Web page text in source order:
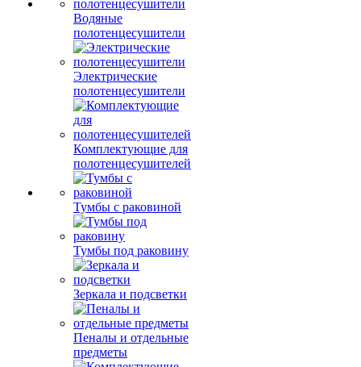
Водяные
полотенцесушители
Электрические
полотенцесушители
Комплектующие для
полотенцесушителей
Тумбы с раковиной
Тумбы под раковину
Зеркала и подсветки
Пеналы и отдельные
предметы